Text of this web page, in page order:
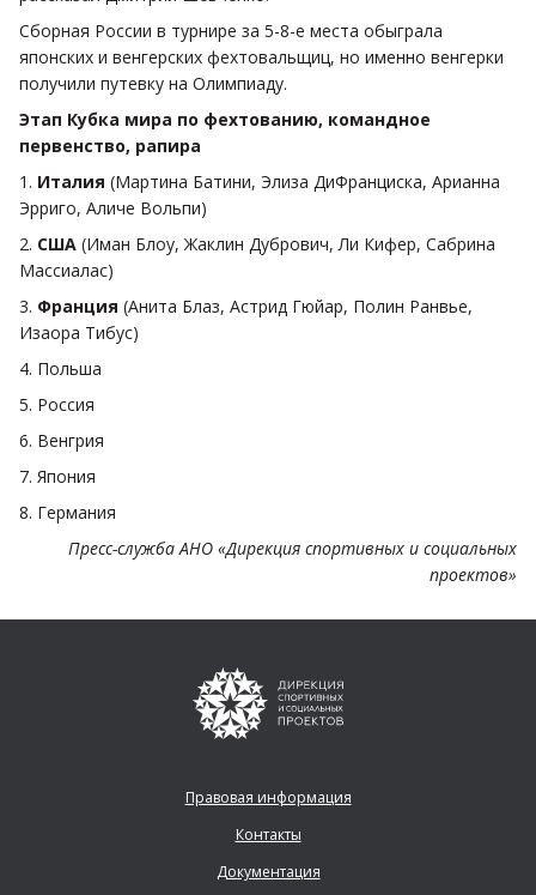
Сборная России в турнире за 5-8-е места обыграла
японских и венгерских фехтовальщиц, но именно венгерки
получили путевку на Олимпиаду.
Этап Кубка мира по фехтованию, командное
первенство, рапира
1. Италия (Мартина Батини, Элиза ДиФранциска, Арианна
Эрриго, Аличе Вольпи)
2. США (Иман Блоу, Жаклин Дубрович, Ли Кифер, Сабрина
Массиалас)
3. Франция (Анита Блаз, Астрид Гюйар, Полин Ранвье,
Изаора Тибус)
4. Польша
5. Россия
6. Венгрия
7. Япония
8. Германия
Пресс-служба АНО «Дирекция спортивных и социальных
проектов»
Правовая информация
Контакты
Документация